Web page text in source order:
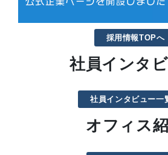
採用情報TOPへ
社員インタ
社員インタビュー一
オフィス